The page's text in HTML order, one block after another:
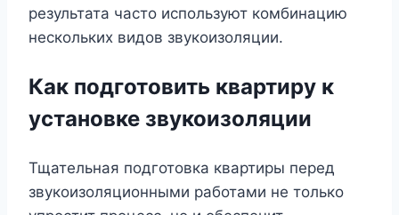
результата часто используют комбинацию
нескольких видов звукоизоляции.
Как подготовить квартиру к
установке звукоизоляции
Тщательная подготовка квартиры перед
звукоизоляционными работами не только